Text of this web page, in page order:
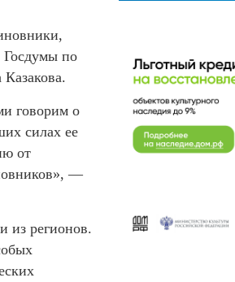
Госдумы по
говорим о
силах ее
от
—
из регионов.